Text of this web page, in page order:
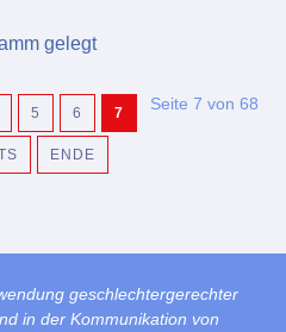
gelegt
Seite 7 von 68
5 6 7
ENDE
geschlechtergerechter
in der Kommunikation von